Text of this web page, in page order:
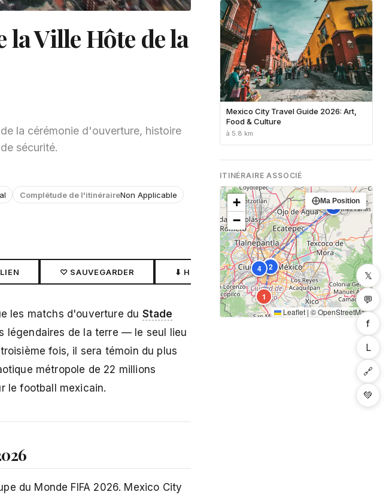
la Ville Hôte de la
la cérémonie d'ouverture, histoire
sécurité.
Complétude de l'itinéraireNon Applicable
♡ SAUVEGARDER ⬇ HORS LIGNE
les matchs d'ouverture du Stade
légendaires de la terre — le seul lieu
fois, il sera témoin du plus
métropole de 22 millions
le football mexicain.
du Monde FIFA 2026. Mexico City
Mexico City Travel Guide 2026: Art,
Food & Culture
à 5.8 km
ITINÉRAIRE ASSOCIÉ
1
2
3
4
5
+
−
Ma Position
Leaflet | ©OpenStreetMap
𝕏
💬
f
L
🔗
💚